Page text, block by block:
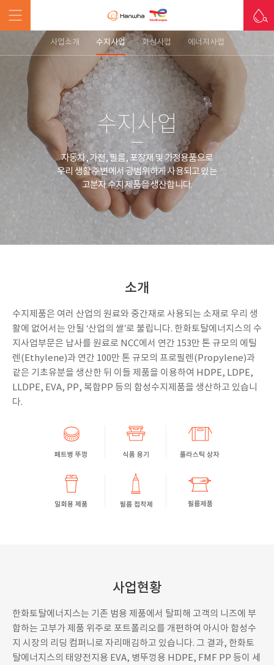
사업소개 수지사업 화성사업 에너지사업
수지사업
자동차, 가전, 필름, 포장재 및 가정용품으로
우리 생활 주변에서 광범위하게 사용되고 있는
고분자 수지 제품을 생산합니다.
소개
수지제품은 여러 산업의 원료와 중간재로 사용되는 소재로 우리 생
활에 없어서는 안될 ‘산업의 쌀’로 불립니다. 한화토탈에너지스의 수
지사업부문은 납사를 원료로 NCC에서 연간 153만 톤 규모의 에틸
렌(Ethylene)과 연간 100만 톤 규모의 프로필렌(Propylene)과
같은 기초유분을 생산한 뒤 이들 제품을 이용하여 HDPE, LDPE,
LLDPE, EVA, PP, 복합PP 등의 합성수지제품을 생산하고 있습니
다.
사업현황
한화토탈에너지스는 기존 범용 제품에서 탈피해 고객의 니즈에 부
합하는 고부가 제품 위주로 포트폴리오를 개편하여 아시아 합성수
지 시장의 리딩 컴퍼니로 자리매김하고 있습니다. 그 결과, 한화토
탈에너지스의 태양전지용 EVA, 병뚜껑용 HDPE, FMF PP 등이 세